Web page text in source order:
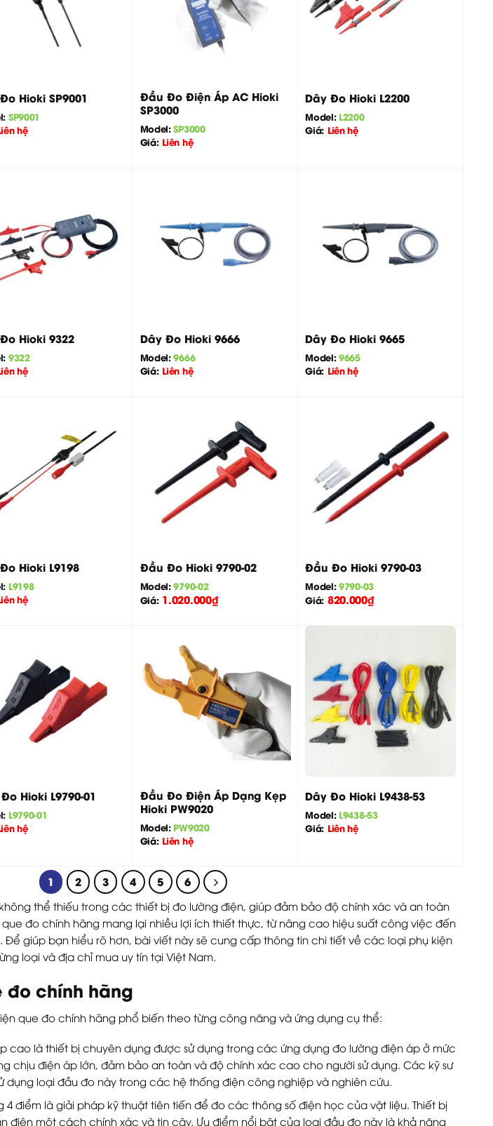
Hioki SP9001
SP9001
hệ
Đầu Đo Điện Áp AC Hioki
SP3000
Model:SP3000
Giá: Liên hệ
Dây Đo Hioki L2200
Model: L2200
Giá: Liên hệ
Hioki 9322
9322
hệ
Dây Đo Hioki 9666
Model:9666
Giá: Liên hệ
Dây Đo Hioki 9665
Model:9665
Giá: Liên hệ
Hioki L9198
L9198
hệ
Đầu Đo Hioki 9790-02
Model:9790-02
Giá: 1.020.000₫
Đầu Đo Hioki 9790-03
Model:9790-03
Giá: 820.000₫
Hioki L9790-01
L9790-01
hệ
Đầu Đo Điện Áp Dạng Kẹp
Hioki PW9020
Model: PW9020
Giá: Liên hệ
Dây Đo Hioki L9438-53
Model: L9438-53
Giá: Liên hệ
1 2 3 4 5 6
thể thiếu trong các thiết bị đo lường điện, giúp đảm bảo độ chính xác và an toàn
đo chính hãng mang lại nhiều lợi ích thiết thực, từ nâng cao hiệu suất công việc đến
Để giúp bạn hiểu rõ hơn, bài viết này sẽ cung cấp thông tin chi tiết về các loại phụ kiện
loại và địa chỉ mua uy tín tại Việt Nam.
đo chính hãng
que đo chính hãng phổ biến theo từng công năng và ứng dụng cụ thể:
cao là thiết bị chuyên dụng được sử dụng trong các ứng dụng đo lường điện áp ở mức
chịu điện áp lớn, đảm bảo an toàn và độ chính xác cao cho người sử dụng. Các kỹ sư
dụng loại đầu đo này trong các hệ thống điện công nghiệp và nghiên cứu.
4 điểm là giải pháp kỹ thuật tiên tiến để đo các thông số điện học của vật liệu. Thiết bị
điện một cách chính xác và tin cậy. Ưu điểm nổi bật của loại đầu đo này là khả năng